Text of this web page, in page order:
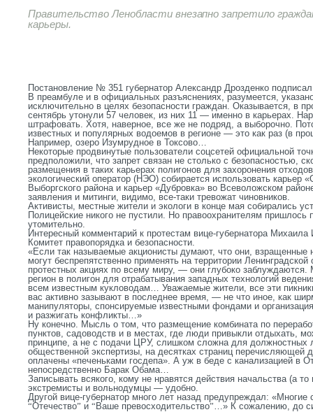
Правительство Ленобласти внезапно запретило
карьеры.
Постановление № 351 губернатор Александр Дрозденко
В преамбуле и в официальных разъяснениях, разумеется,
исключительно в целях безопасности граждан. Оказывается, в
сентябрь утонули 57 человек, из них 11 — именно в карьерах.
штрафовать. Хотя, наверное, все же не подряд, а выборочно.
известных и популярных водоемов в регионе — это как раз (в
Например, озеро Изумрудное в Токсово…
Некоторые продвинутые пользователи соцсетей официальной
предположили, что запрет связан не столько с безопасностью,
размещения в таких карьерах полигонов для захоронения
экологический оператор (НЭО) собирается использовать карьер
Выборгского района и карьер «Дубровка» во Всеволожском
заявления и митинги, видимо, все-таки тревожат чиновников.
Активисты, местные жители и экологи в конце мая собирались
Полицейские никого не пустили. Но правоохранителям
утомительно.
Интересный комментарий к протестам вице-губернатора
Комитет правопорядка и безопасности.
«Если так называемые акционисты думают, что они, взращенные
могут беспрепятственно применять на территории
протестных акциях по всему миру, — они глубоко
регион в полигон для отрабатывания западных технологий
всем известным кукловодам… Уважаемые жители, все эти
вас активно зазывают в последнее время, — не что иное, как
манипуляторы, спонсируемые известными фондами и
и разжигать конфликты…»
Ну конечно. Мысль о том, что размещение комбината по
пунктов, садоводств и в местах, где люди привыкли отдыхать,
принципе, а не с подачи ЦРУ, слишком сложна для должностных
общественной экспертизы, на десятках страниц перечисляющей
оплачены «печеньками госдепа». А уж в беде с канализацией в
непосредственно Барак Обама…
Записывать всякого, кому не нравятся действия начальства (а
экстремисты и вольнодумцы — удобно.
Другой вице-губернатор много лет назад предупреждал: «Многие
“Отечество” и “ Ваше превосходительство”…» К сожалению, до